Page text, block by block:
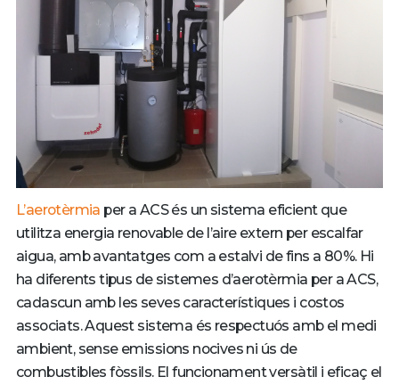
L’aerotèrmia per a ACS és un sistema eficient que
utilitza energia renovable de l’aire extern per escalfar
aigua, amb avantatges com a estalvi de fins a 80%. Hi
ha diferents tipus de sistemes d’aerotèrmia per a ACS,
cadascun amb les seves característiques i costos
associats. Aquest sistema és respectuós amb el medi
ambient, sense emissions nocives ni ús de
combustibles fòssils. El funcionament versàtil i eficaç el